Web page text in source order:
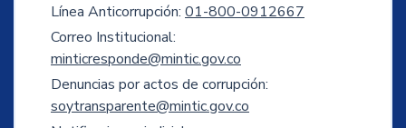
Línea Anticorrupción: 01-800-0912667
Correo Institucional:
minticresponde@mintic.gov.co
Denuncias por actos de corrupción:
soytransparente@mintic.gov.co